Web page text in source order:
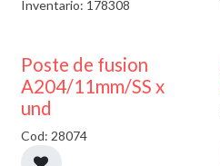
Inventario: 178308
Poste de fusion
A204/11mm/SS x
und
Cod: 28074